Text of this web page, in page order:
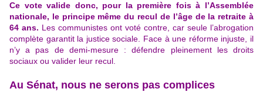
Ce vote valide donc, pour la première fois à l’Assemblée
nationale, le principe même du recul de l’âge de la retraite à
64 ans. Les communistes ont voté contre, car seule l’abrogation
complète garantit la justice sociale. Face à une réforme injuste, il
n’y a pas de demi-mesure : défendre pleinement les droits
sociaux ou valider leur recul.
Au Sénat, nous ne serons pas complices